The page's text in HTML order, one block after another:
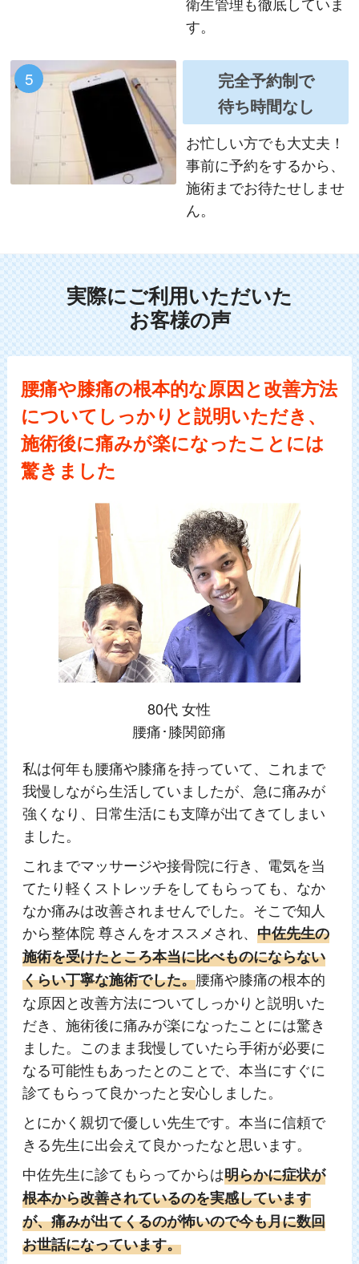
す。
5
完全予約制で
待ち時間なし
お忙しい方でも大丈夫！
事前に予約をするから、
施術までお待たせしませ
ん。
実際にご利用いただいた
お客様の声
腰痛や膝痛の根本的な原因と改善方法
についてしっかりと説明いただき、
施術後に痛みが楽になったことには
驚きました
80代 女性
腰痛･膝関節痛
私は何年も腰痛や膝痛を持っていて、これまで
我慢しながら生活していましたが、急に痛みが
強くなり、日常生活にも支障が出てきてしまい
ました。
これまでマッサージや接骨院に行き、電気を当
てたり軽くストレッチをしてもらっても、なか
なか痛みは改善されませんでした。そこで知人
から整体院 尊さんをオススメされ、中佐先生の
施術を受けたところ本当に比べものにならない
くらい丁寧な施術でした。腰痛や膝痛の根本的
な原因と改善方法についてしっかりと説明いた
だき、施術後に痛みが楽になったことには驚き
ました。このまま我慢していたら手術が必要に
なる可能性もあったとのことで、本当にすぐに
診てもらって良かったと安心しました。
とにかく親切で優しい先生です。本当に信頼で
きる先生に出会えて良かったなと思います。
中佐先生に診てもらってからは明らかに症状が
根本から改善されているのを実感しています
が、痛みが出てくるのが怖いので今も月に数回
お世話になっています。